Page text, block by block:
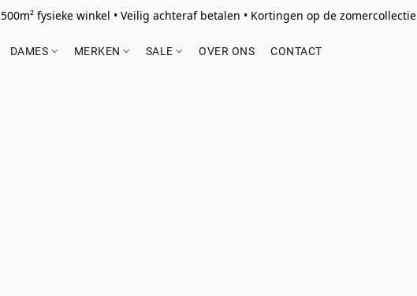
500m² fysieke winkel • Veilig achteraf betalen • Kortingen op de zomercollectie
DAMES MERKEN SALE OVER ONS CONTACT